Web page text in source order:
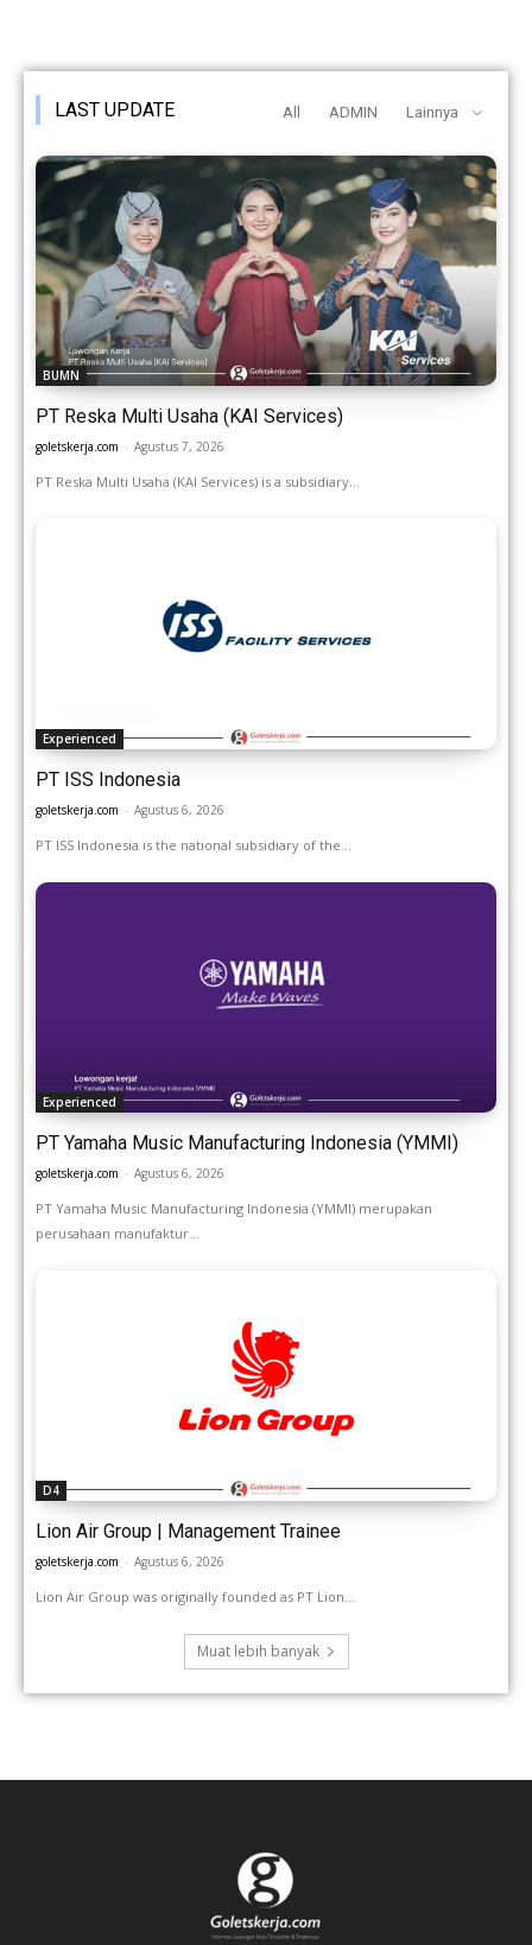
LAST UPDATE All ADMIN Lainnya
BUMN
PT Reska Multi Usaha (KAI Services)
goletskerja.com - Agustus 7, 2026
PT Reska Multi Usaha (KAI Services) is a subsidiary...
Experienced
PT ISS Indonesia
goletskerja.com - Agustus 6, 2026
PT ISS Indonesia is the national subsidiary of the...
Experienced
PT Yamaha Music Manufacturing Indonesia (YMMI)
goletskerja.com - Agustus 6, 2026
PT Yamaha Music Manufacturing Indonesia (YMMI) merupakan
perusahaan manufaktur...
D4
Lion Air Group | Management Trainee
goletskerja.com - Agustus 6, 2026
Lion Air Group was originally founded as PT Lion...
Muat lebih banyak